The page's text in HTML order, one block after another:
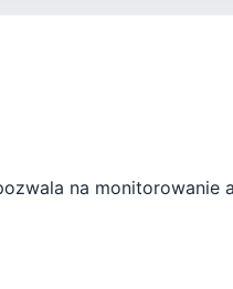
na monitorowanie